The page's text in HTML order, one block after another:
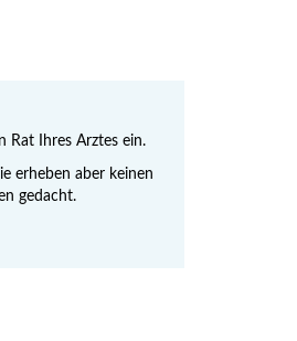
Rat Ihres Arztes ein.
erheben aber keinen
gedacht.